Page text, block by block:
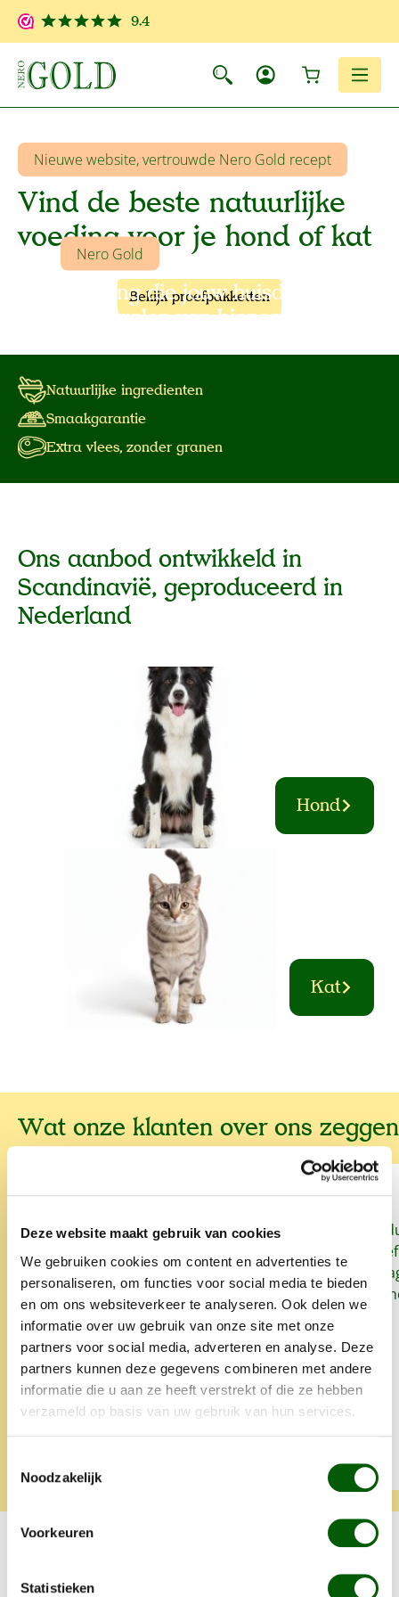
Deze website maakt gebruik van cookies
We gebruiken cookies om content en advertenties te
personaliseren, om functies voor social media te bieden
en om ons websiteverkeer te analyseren. Ook delen we
informatie over uw gebruik van onze site met onze
partners voor social media, adverteren en analyse. Deze
partners kunnen deze gegevens combineren met andere
informatie die u aan ze heeft verstrekt of die ze hebben
verzameld op basis van uw gebruik van hun services.
Noodzakelijk
Voorkeuren
Statistieken
Ga naar de hoofdinhoud
9.4
Nieuwe website, vertrouwde Nero Gold recept
Vind de beste natuurlijke
voeding voor je hond of kat
Bekijk proefpakketten
Nero Gold
Voeding die jouw huisdier
laat stralen van binnen en
Natuurlijke ingredienten
Smaakgarantie
Extra vlees, zonder granen
Ons aanbod ontwikkeld in
Scandinavië, geproduceerd in
Nederland
Hond
Kat
Wat onze klanten over ons zeggen
Sinds we Nero Gold geven aan
oudste hond zo goed als geen
last meer van allergieën en
glanst zijn vacht weet mooi.
Altijd snelle levering en heel
lief iets extra's.
Snel, goed
het lekker.
zo'n klein
super. Alles is
opgegeten.